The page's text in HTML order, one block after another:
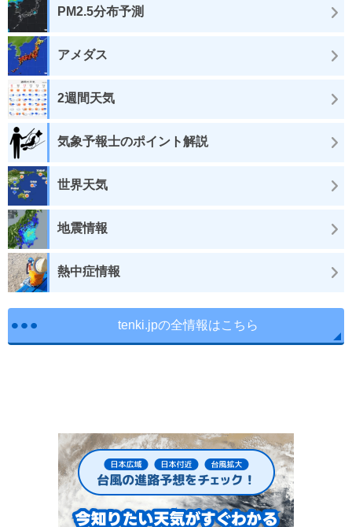
PM2.5分布予測
アメダス
2週間天気
気象予報士のポイント解説
世界天気
地震情報
熱中症情報
tenki.jpの全情報はこちら